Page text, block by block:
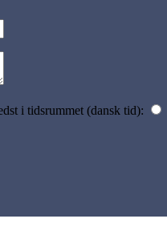
i tidsrummet (dansk tid):